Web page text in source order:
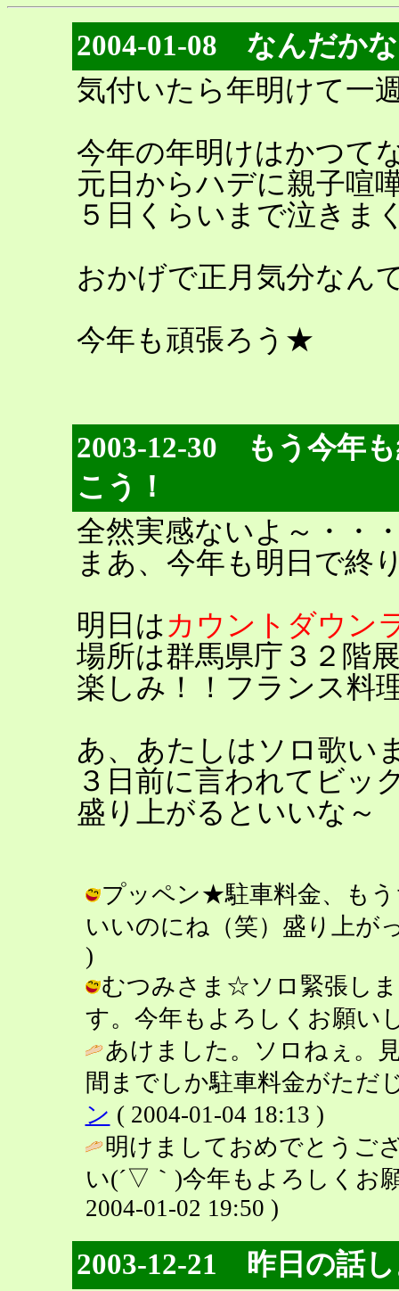
2004-01-08 なんだか
気付いたら年明けて一
今年の年明けはかつて
元日からハデに親子喧
５日くらいまで泣きま
おかげで正月気分なん
今年も頑張ろう★
2003-12-30 もう今年
こう！
全然実感ないよ～・・
まあ、今年も明日で終
明日は カウントダウン
場所は群馬県庁３２階
楽しみ！！フランス料
あ、あたしはソロ歌い
３日前に言われてビッ
盛り上がるといいな～
プッペン★駐車料金、も
いいのにね（笑）盛り上が
)
むつみさま☆ソロ緊張し
す。今年もよろしくお願い
あけました。ソロねぇ。
間までしか駐車料金がただ
ン ( 2004-01-04 18:13 )
明けましておめでとうご
い(´▽｀)今年もよろしくお
2004-01-02 19:50 )
2003-12-21 昨日の話